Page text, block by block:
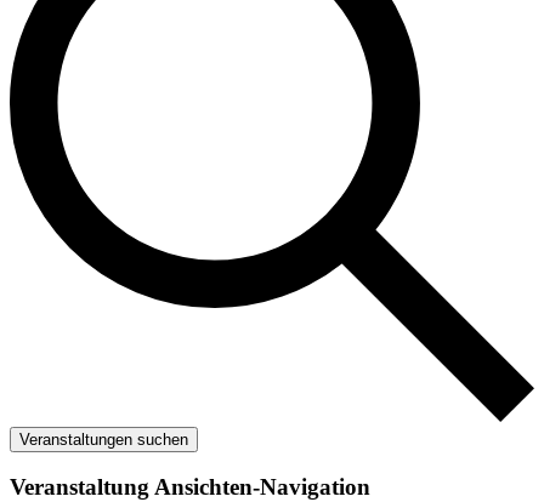
Veranstaltungen suchen
Veranstaltung Ansichten-Navigation